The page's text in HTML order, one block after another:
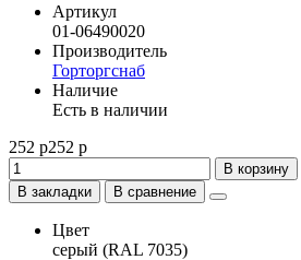
Артикул
01-06490020
Производитель
Горторгснаб
Наличие
Есть в наличии
252 р252 р
В корзину
В закладки
В сравнение
Цвет
серый (RAL 7035)